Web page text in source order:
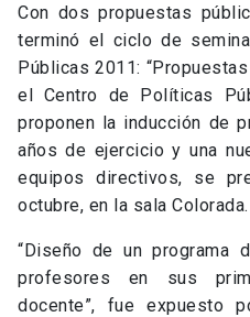
Con dos propuestas
terminó el ciclo de
Públicas 2011:
el Centro de Políticas
proponen la inducción de
años de ejercicio y una
equipos directivos, se
octubre, en la sala Colorada.
“Diseño de un programa
profesores en sus
docente”, fue expuesto